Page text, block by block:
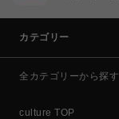
カテゴリー
全カテゴリーから探す
culture TOP